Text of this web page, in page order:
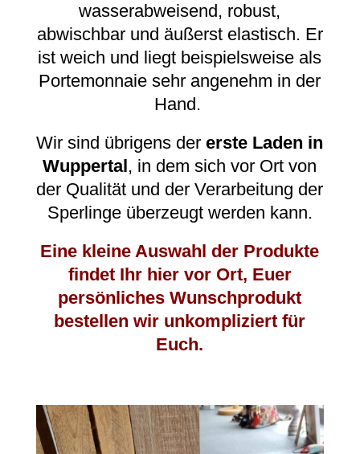
wasserabweisend, robust,
abwischbar und äußerst elastisch. Er
ist weich und liegt beispielsweise als
Portemonnaie sehr angenehm in der
Hand.
Wir sind übrigens dererste Laden in
Wuppertal, in dem sich vor Ort von
der Qualität und der Verarbeitung der
Sperlinge überzeugt werden kann.
Eine kleine Auswahl der Produkte
findet Ihr hier vor Ort, Euer
persönliches Wunschprodukt
bestellen wir unkompliziert für
Euch.